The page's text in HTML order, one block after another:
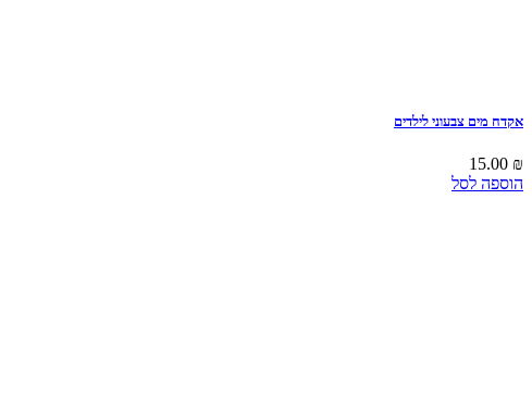
אקדח מים צבעוני לילדים
15.00 ₪
הוספה לסל